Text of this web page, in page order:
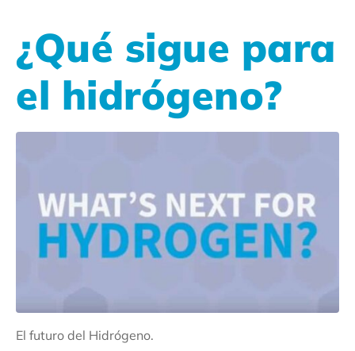
¿Qué sigue para
el hidrógeno?
El futuro del Hidrógeno.